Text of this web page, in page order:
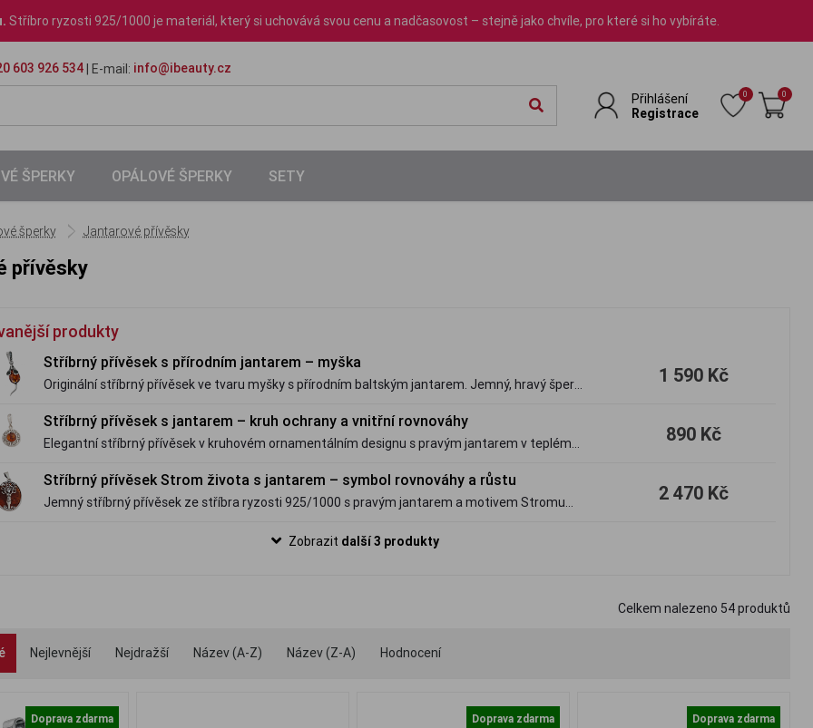
Stříbro ryzosti 925/1000 je materiál, který si uchovává svou cenu a nadčasovost – stejně jako chvíle, pro které si ho vybíráte.
603 926 534| E-mail: info@ibeauty.cz
Přihlášení
Registrace
0 0
ŠPERKY OPÁLOVÉ ŠPERKY SETY
šperky Jantarové přívěsky
přívěsky
produkty
Stříbrný přívěsek s přírodním jantarem – myška
Originální stříbrný přívěsek ve tvaru myšky s přírodním baltským jantarem. Jemný, hravý šperk
1 590 Kč
Stříbrný přívěsek s jantarem – kruh ochrany a vnitřní rovnováhy
Elegantní stříbrný přívěsek v kruhovém ornamentálním designu s pravým jantarem v teplém
890 Kč
Stříbrný přívěsek Strom života s jantarem – symbol rovnováhy a růstu
Jemný stříbrný přívěsek ze stříbra ryzosti 925/1000 s pravým jantarem a motivem Stromu
2 470 Kč
Zobrazit další 3 produkty
Celkem nalezeno 54produktů
Nejlevnější Nejdražší Název (A-Z) Název (Z-A) Hodnocení
Doprava zdarma Doprava zdarma Doprava zdarma